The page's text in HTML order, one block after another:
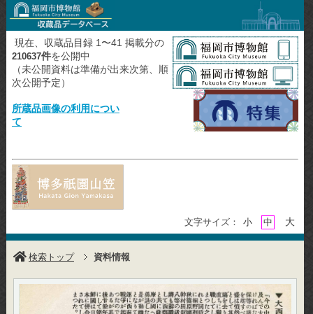
現在、収蔵品目録 1〜41 掲載分の
210637件を公開中
（未公開資料は準備が出来次第、順
次公開予定）
所蔵品画像の利用につい
て
文字サイズ： 小 中 大
検索トップ 資料情報